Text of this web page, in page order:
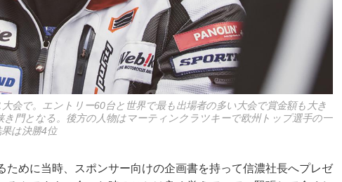
会で。エントリー60台と世界で最も出場者の多い大会で賞金額も大き
門となる。後方の人物はマーティンクラツキーで欧州トップ選手の一
は決勝4位
ために当時、スポンサー向けの企画書を持って信濃社長へプレゼ